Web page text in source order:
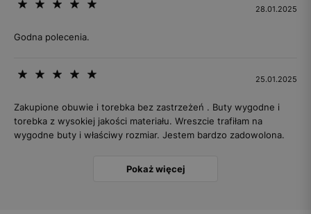
28.01.2025
Godna polecenia.
25.01.2025
Zakupione obuwie i torebka bez zastrzeżeń . Buty wygodne i
torebka z wysokiej jakości materiału. Wreszcie trafiłam na
wygodne buty i właściwy rozmiar. Jestem bardzo zadowolona.
Pokaż więcej